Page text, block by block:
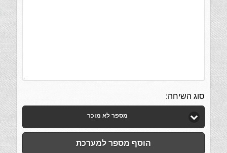
סוג השיחה:
מספר לא מוכר
הוסף מספר למערכת